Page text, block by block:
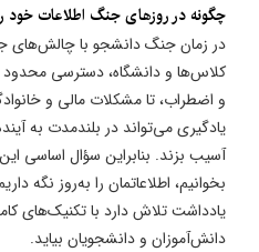
چگونه در روزهای جنگ اطلاعات خود
در زمان جنگ دانشجو با
کلاس‌ها و دانشگاه، دسترسی محدود
و اضطراب، تا مشکلات مالی و
یادگیری می‌تواند در بلندمدت به
آسیب بزند. بنابراین سؤال
بخوانیم، اطلاعاتمان را به‌روز نگه
یادداشت تلاش دارد با تکنیک‌های
دانش‌آموزان و دانشجویان بیاید.